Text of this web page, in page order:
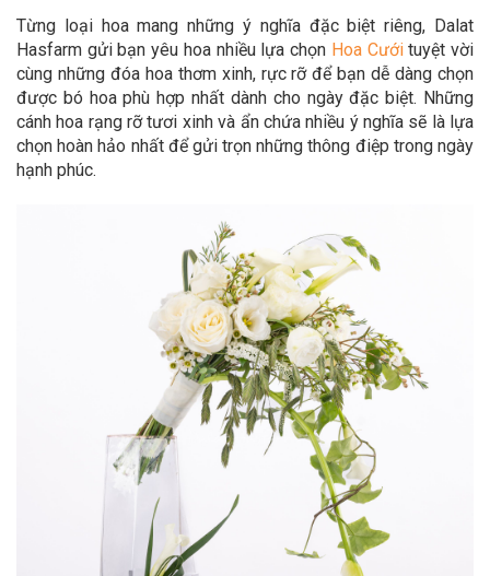
Từng loại hoa mang những ý nghĩa đặc biệt riêng, Dalat
Hasfarm gửi bạn yêu hoa nhiều lựa chọn Hoa Cướituyệt vời
cùng những đóa hoa thơm xinh, rực rỡ để bạn dễ dàng chọn
được bó hoa phù hợp nhất dành cho ngày đặc biệt. Những
cánh hoa rạng rỡ tươi xinh và ẩn chứa nhiều ý nghĩa sẽ là lựa
chọn hoàn hảo nhất để gửi trọn những thông điệp trong ngày
hạnh phúc.